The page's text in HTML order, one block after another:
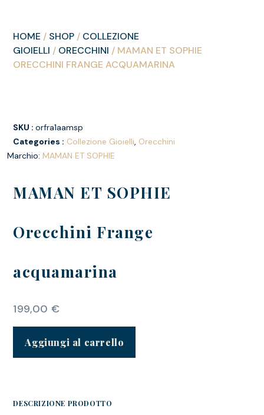
HOME / SHOP / COLLEZIONE
GIOIELLI / ORECCHINI / MAMAN ET SOPHIE
ORECCHINI FRANGE ACQUAMARINA
SKU :orfra1aamsp
Categories : Collezione Gioielli, Orecchini
Marchio: MAMAN ET SOPHIE
MAMAN ET SOPHIE
Orecchini Frange
acquamarina
199,00 €
Aggiungi al carrello
DESCRIZIONE PRODOTTO